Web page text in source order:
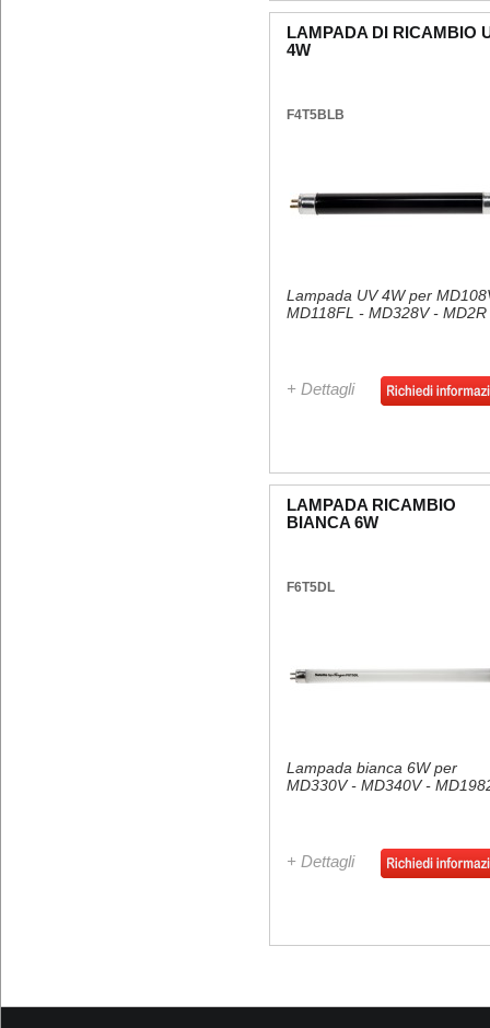
LAMPADA DI RICAMBIO
4W
F4T5BLB
Lampada UV 4W per
MD118FL - MD328V - MD2R
+ Dettagli
LAMPADA RICAMBIO
BIANCA 6W
F6T5DL
Lampada bianca 6W per
MD330V - MD340V -
+ Dettagli